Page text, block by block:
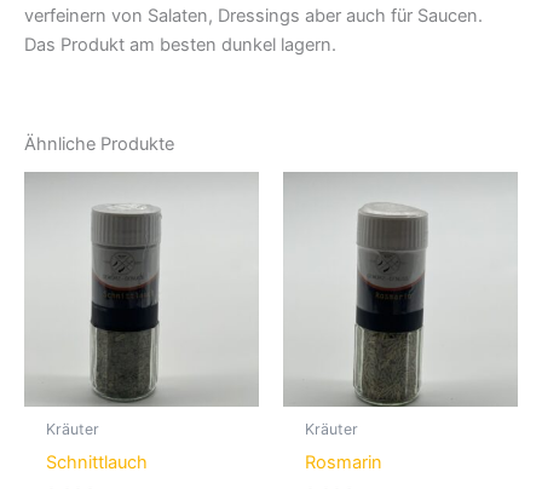
verfeinern von Salaten, Dressings aber auch für Saucen.
Das Produkt am besten dunkel lagern.
Ähnliche Produkte
Kräuter
Schnittlauch
Kräuter
Rosmarin